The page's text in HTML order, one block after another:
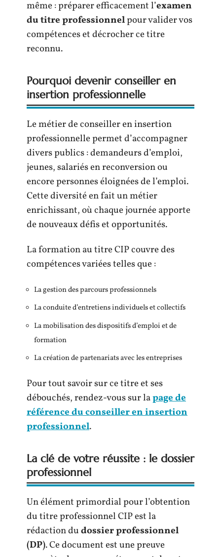
même : préparer efficacement l’examen
du titre professionnelpour valider vos
compétences et décrocher ce titre
reconnu.
Pourquoi devenir conseiller en
insertion professionnelle
Le métier de conseiller en insertion
professionnelle permet d’accompagner
divers publics : demandeurs d’emploi,
jeunes, salariés en reconversion ou
encore personnes éloignées de l’emploi.
Cette diversité en fait un métier
enrichissant, où chaque journée apporte
de nouveaux défis et opportunités.
La formation au titre CIP couvre des
compétences variées telles que :
La gestion des parcours professionnels
La conduite d’entretiens individuels et collectifs
La mobilisation des dispositifs d’emploi et de
formation
La création de partenariats avec les entreprises
Pour tout savoir sur ce titre et ses
débouchés, rendez-vous sur lapage de
référence du conseiller en insertion
professionnel.
La clé de votre réussite : le dossier
professionnel
Un élément primordial pour l’obtention
du titre professionnel CIP est la
rédaction dudossier professionnel
(DP). Ce document est une preuve